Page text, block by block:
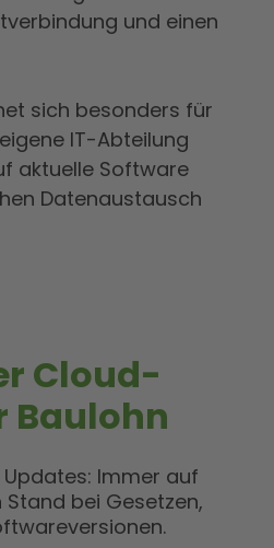
und einen
sich besonders für
IT-Abteilung
aktuelle Software
Datenaustausch
Cloud-
Baulohn
Immer auf
bei Gesetzen,